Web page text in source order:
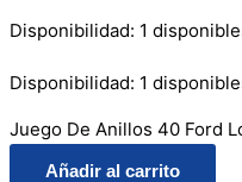
Disponibilidad: 1
Disponibilidad: 1
Juego De Anillos 40 Ford
Añadir al carrito